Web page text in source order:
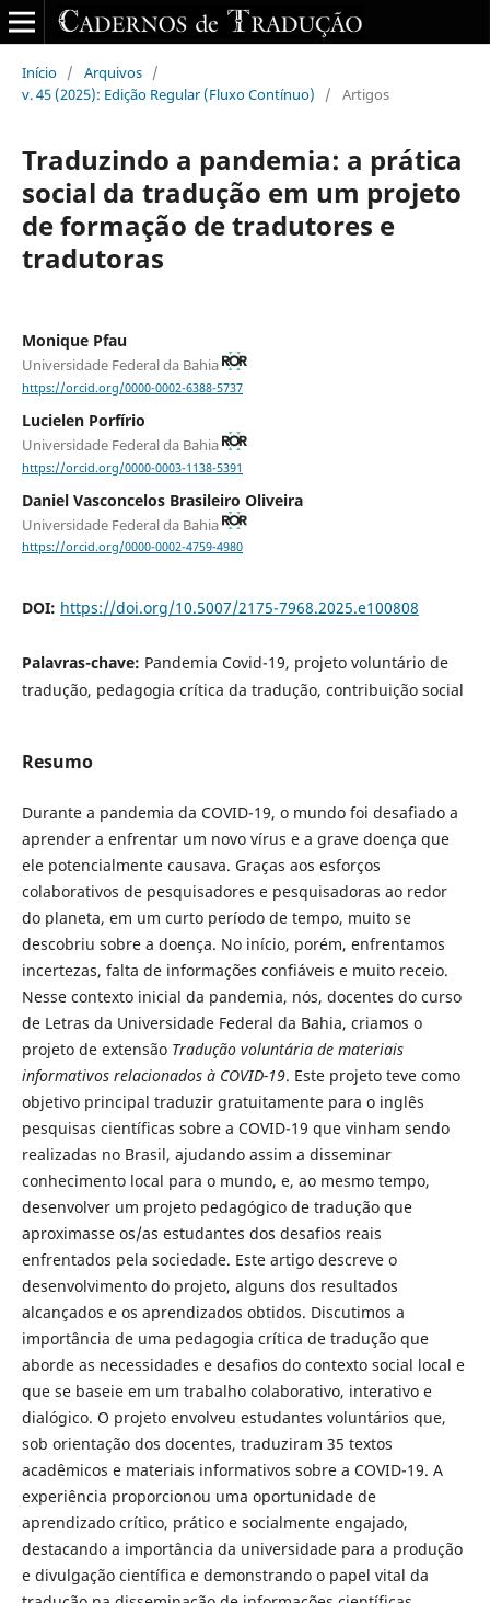
Início / Arquivos /
v. 45 (2025): Edição Regular (Fluxo Contínuo)
/ Artigos
Traduzindo a pandemia: a prática
social da tradução em um projeto
de formação de tradutores e
tradutoras
Monique Pfau
Universidade Federal da Bahia
https://orcid.org/0000-0002-6388-5737
Lucielen Porfírio
Universidade Federal da Bahia
https://orcid.org/0000-0003-1138-5391
Daniel Vasconcelos Brasileiro Oliveira
Universidade Federal da Bahia
https://orcid.org/0000-0002-4759-4980
DOI: https://doi.org/10.5007/2175-7968.2025.e100808
Palavras-chave: Pandemia Covid-19, projeto voluntário de
tradução, pedagogia crítica da tradução, contribuição social
Resumo
Durante a pandemia da COVID-19, o mundo foi desafiado a
aprender a enfrentar um novo vírus e a grave doença que
ele potencialmente causava. Graças aos esforços
colaborativos de pesquisadores e pesquisadoras ao redor
do planeta, em um curto período de tempo, muito se
descobriu sobre a doença. No início, porém, enfrentamos
incertezas, falta de informações confiáveis e muito receio.
Nesse contexto inicial da pandemia, nós, docentes do curso
de Letras da Universidade Federal da Bahia, criamos o
projeto de extensão Tradução voluntária de materiais
informativos relacionados à COVID-19. Este projeto teve como
objetivo principal traduzir gratuitamente para o inglês
pesquisas científicas sobre a COVID-19 que vinham sendo
realizadas no Brasil, ajudando assim a disseminar
conhecimento local para o mundo, e, ao mesmo tempo,
desenvolver um projeto pedagógico de tradução que
aproximasse os/as estudantes dos desafios reais
enfrentados pela sociedade. Este artigo descreve o
desenvolvimento do projeto, alguns dos resultados
alcançados e os aprendizados obtidos. Discutimos a
importância de uma pedagogia crítica de tradução que
aborde as necessidades e desafios do contexto social local e
que se baseie em um trabalho colaborativo, interativo e
dialógico. O projeto envolveu estudantes voluntários que,
sob orientação dos docentes, traduziram 35 textos
acadêmicos e materiais informativos sobre a COVID-19. A
experiência proporcionou uma oportunidade de
aprendizado crítico, prático e socialmente engajado,
destacando a importância da universidade para a produção
e divulgação científica e demonstrando o papel vital da